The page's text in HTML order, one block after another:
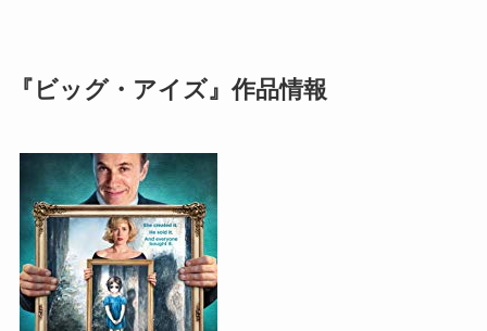
『ビッグ・アイズ』作品情報